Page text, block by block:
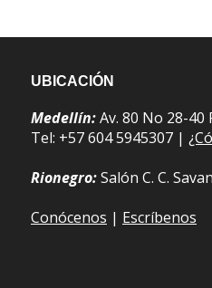
UBICACIÓN
Medellín:Av. 80 No 28-40
Tel: +57 604 5945307 |
Rionegro:Salón C. C.
Conócenos | Escríbenos